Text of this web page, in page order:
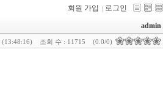
회원 가입 로그인
admin
(0.0/0)
조회 수 : 11715
(13:48:16)